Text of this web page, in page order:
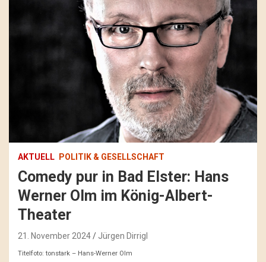
AKTUELL POLITIK & GESELLSCHAFT
Comedy pur in Bad Elster: Hans
Werner Olm im König-Albert-
Theater
21. November 2024 Jürgen Dirrigl
Titelfoto: tonstark – Hans-Werner Olm